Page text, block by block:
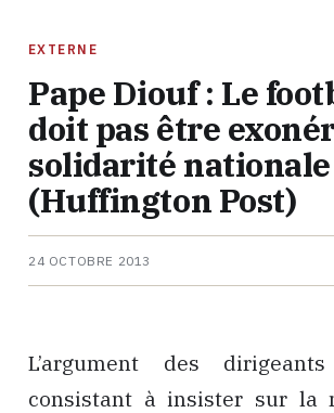
EXTERNE
Pape Diouf : Le
doit pas être
solidarité nationale
(Huffington Post)
24 OCTOBRE 2013
L’argument des
consistant à insister sur la